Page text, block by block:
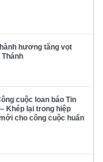
hương tăng vọt
cuộc loan báo Tin
Khép lại trong hiệp
cho công cuộc huấn